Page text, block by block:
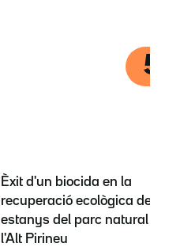
5
Èxit d'un biocida en la
recuperació ecològica dels
estanys del parc natural de
l'Alt Pirineu